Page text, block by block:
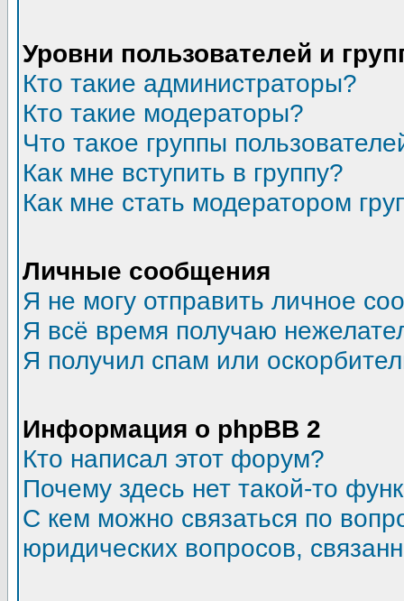
Уровни пользователей и
Кто такие администраторы?
Кто такие модераторы?
Что такое группы
Как мне вступить в группу?
Как мне стать модератором
Личные сообщения
Я не могу отправить личное
Я всё время получаю
Я получил спам или
Информация о phpBB 2
Кто написал этот форум?
Почему здесь нет такой-то
С кем можно связаться по
юридических вопросов,